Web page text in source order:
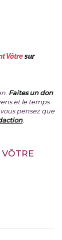
Vôtresur
Faites un don
et le temps
pensez que
.